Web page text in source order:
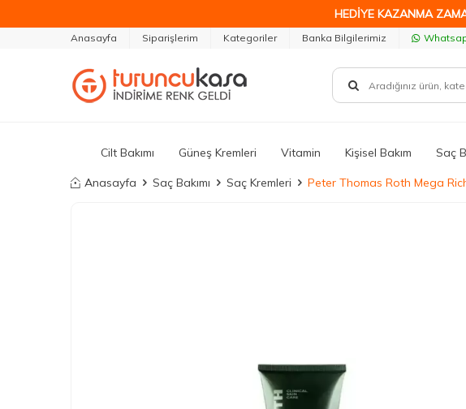
HEDİYE KAZANMA
Anasayfa Siparişlerim Kategoriler Banka Bilgilerimiz
Cilt Bakımı Güneş Kremleri Vitamin Kişisel Bakım Saç
Anasayfa Saç Bakımı Saç Kremleri Peter Thomas Roth Mega